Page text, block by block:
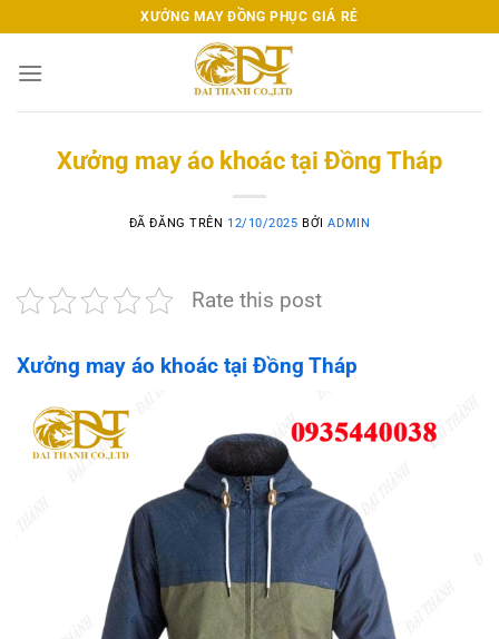
đến
nội
XƯỞNG MAY ĐỒNG PHỤC GIÁ RẺ
Xưởng may áo khoác tại Đồng Tháp
ĐÃ ĐĂNG TRÊN 12/10/2025 BỞIADMIN
Rate this post
Xưởng may áo khoác tại Đồng Tháp